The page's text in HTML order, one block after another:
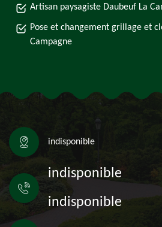
Artisan paysagiste Daubeuf La
Pose et changement grillage et
Campagne
indisponible
indisponible
indisponible